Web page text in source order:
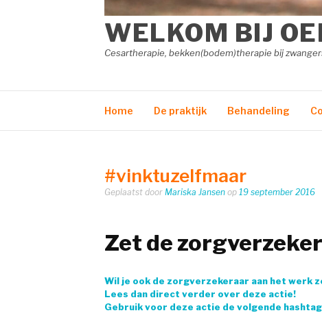
WELKOM BIJ
Cesartherapie, bekken(bodem)therapie bij
Home De praktijk Behandeling
#vinktuzelfmaar
Geplaatst door Mariska Jansen op 19 september 2016
Zet de
Wil je ook de zorgverzekeraar aan het werk
Lees dan direct verder over deze actie!
Gebruik voor deze actie de volgende